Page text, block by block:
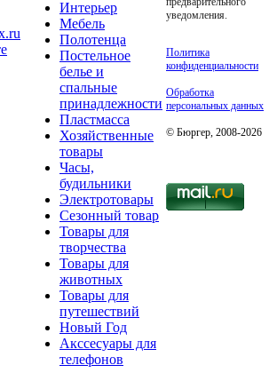
Интерьер
Мебель
Полотенца
Постельное
белье и
спальные
принадлежности
Пластмасса
Хозяйственные
товары
Часы,
будильники
Электротовары
Сезонный товар
Товары для
творчества
Товары для
животных
Товары для
путешествий
Новый Год
Акссесуары для
телефонов
уведомления.
Политика
конфиденциальности
Обработка
персональных данных
© Бюргер, 2008-2026